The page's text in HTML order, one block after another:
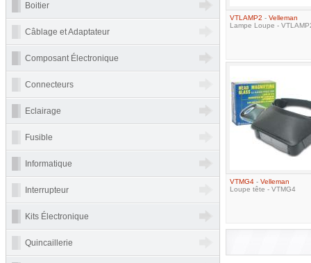
VTLAMP2 - Velleman
Lampe Loupe -
VTMG4 - Velleman
Loupe tête - VTMG4
Boitier
Câblage et Adaptateur
Composant Électronique
Connecteurs
Eclairage
Fusible
Informatique
Interrupteur
Kits Électronique
Quincaillerie